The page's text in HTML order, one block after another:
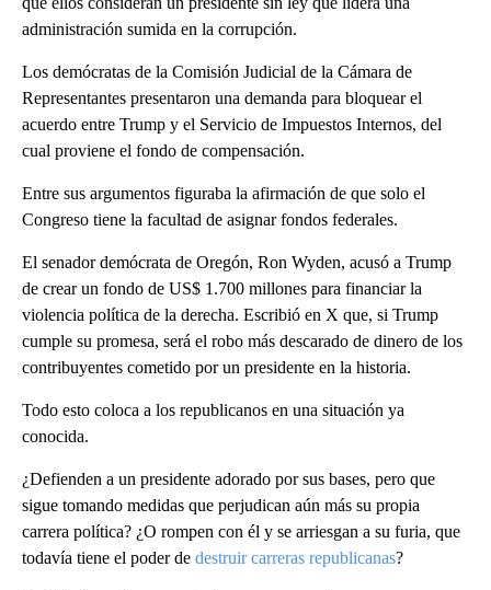
administración sumida en la corrupción.
Los demócratas de la Comisión Judicial de la Cámara de
Representantes presentaron una demanda para bloquear el
acuerdo entre Trump y el Servicio de Impuestos Internos, del
cual proviene el fondo de compensación.
Entre sus argumentos figuraba la afirmación de que solo el
Congreso tiene la facultad de asignar fondos federales.
El senador demócrata de Oregón, Ron Wyden, acusó a Trump
de crear un fondo de US$ 1.700 millones para financiar la
violencia política de la derecha. Escribió en X que, si Trump
cumple su promesa, será el robo más descarado de dinero de los
contribuyentes cometido por un presidente en la historia.
Todo esto coloca a los republicanos en una situación ya
conocida.
¿Defienden a un presidente adorado por sus bases, pero que
sigue tomando medidas que perjudican aún más su propia
carrera política? ¿O rompen con él y se arriesgan a su furia, que
todavía tiene el poder de destruir carreras republicanas?